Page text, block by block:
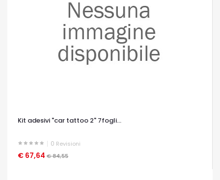
Kit adesivi "car tattoo 2" 7fogli...
0 Revisioni
€ 67,64 € 84,55
OCCHIATA VELOCE